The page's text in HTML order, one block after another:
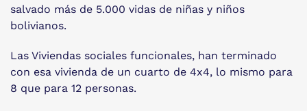
salvado más de 5.000 vidas de niñas y niños
bolivianos.
Las Viviendas sociales funcionales, han terminado
con esa vivienda de un cuarto de 4x4, lo mismo para
8 que para 12 personas.